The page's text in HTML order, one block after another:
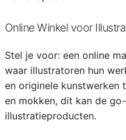
Online Winkel voor
Stel je voor: een online
waar illustratoren hun
en originele kunstwerken
en mokken, dit kan de
illustratieproducten.